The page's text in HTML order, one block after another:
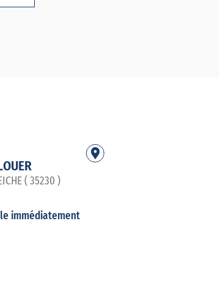
( 35230 )
immédiatement